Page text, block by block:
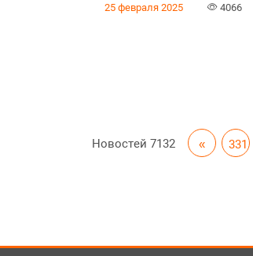
25 февраля 2025 4066
Новостей7132 « 331